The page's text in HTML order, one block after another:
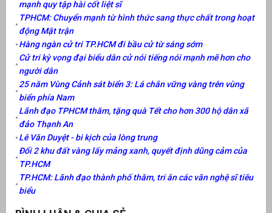
mạnh quy tập hài cốt liệt sĩ
TPHCM: Chuyển mạnh từ hình thức sang thực chất trong hoạt
động Mặt trận
Hàng ngàn cử tri TP.HCM đi bầu cử từ sáng sớm
Cử tri kỳ vọng đại biểu dân cử nói tiếng nói mạnh mẽ hơn cho
người dân
25 năm Vùng Cảnh sát biển 3: Lá chắn vững vàng trên vùng
biển phía Nam
Lãnh đạo TPHCM thăm, tặng quà Tết cho hơn 300 hộ dân xã
đảo Thạnh An
Lê Văn Duyệt - bi kịch của lòng trung
Đổi 2 khu đất vàng lấy mảng xanh, quyết định dũng cảm của
TP.HCM
TP.HCM: Lãnh đạo thành phố thăm, tri ân các văn nghệ sĩ tiêu
biểu